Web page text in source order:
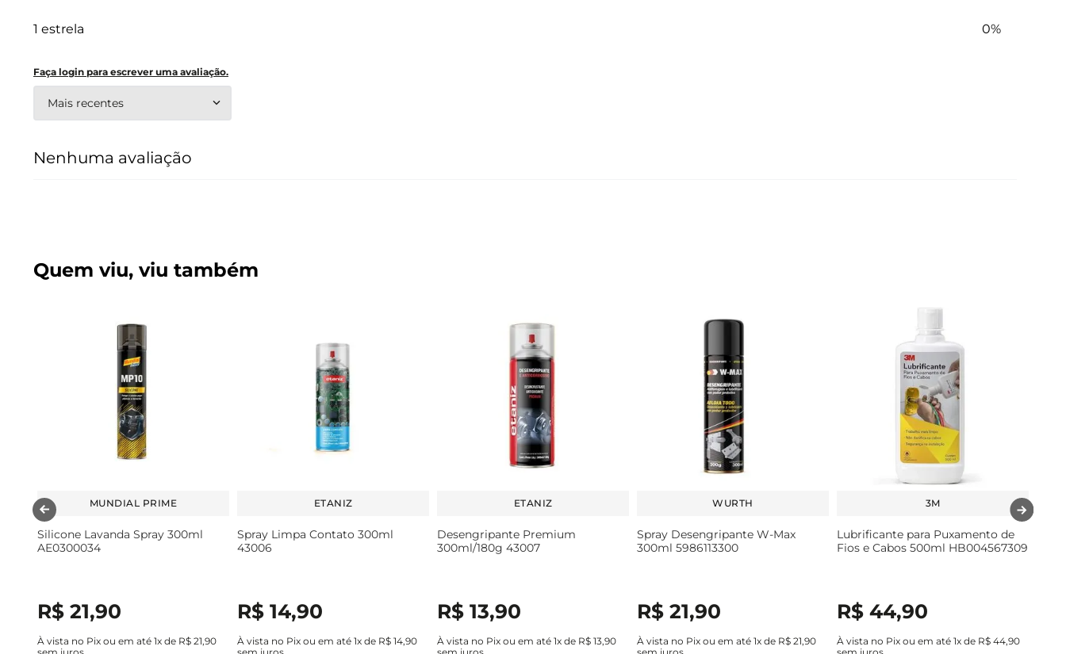
1 estrela 0%
Faça login para escrever uma avaliação.
Mais recentes
Nenhuma avaliação
Quem viu, viu também
MUNDIAL PRIME
Silicone Lavanda Spray 300ml
AE0300034
R$ 21,90
À vista no Pix ou em até 1x de R$ 21,90
ETANIZ
Spray Limpa Contato 300ml
43006
R$ 14,90
À vista no Pix ou em até 1x de R$ 14,90
ETANIZ
Desengripante Premium
300ml/180g 43007
R$ 13,90
À vista no Pix ou em até 1x de R$ 13,90
WURTH
Spray Desengripante W-Max
300ml 5986113300
R$ 21,90
À vista no Pix ou em até 1x de R$ 21,90
3M
Lubrificante para Puxamento de
Fios e Cabos 500ml HB004567309
R$ 44,90
À vista no Pix ou em até 1x de R$ 44,90